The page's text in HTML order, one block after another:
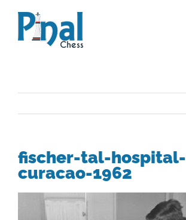
contenido
fischer-tal-hospital-
curacao-1962